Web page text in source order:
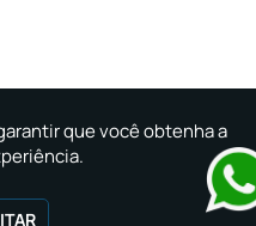
que você obtenha a